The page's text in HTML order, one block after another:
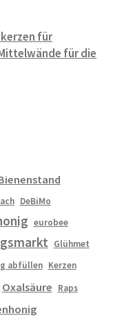
für
für die
DeBiMo
eurobee
Glühmet
abfüllen Kerzen
Oxalsäure Raps